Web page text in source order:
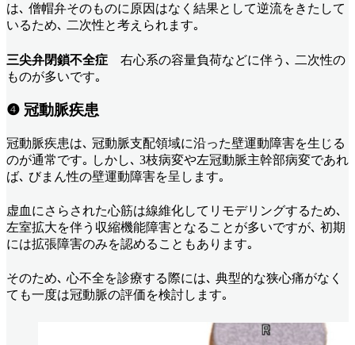
は､ 僧帽弁そのものに原因はなく結果として逆流をきたして
いるため､ 二次性と考えられます｡
三尖弁閉鎖不全症 右心系の容量負荷などに伴う､ 二次性の
ものが多いです｡
❹ 冠動脈疾患
冠動脈疾患は､ 冠動脈支配領域に沿った壁運動障害を生じる
のが通常です｡ しかし､ 3枝病変や左冠動脈主幹部病変であれ
ば､ びまん性の壁運動障害を呈します｡
虚血にさらされた心筋は線維化してリモデリングするため､
左室拡大を伴う収縮機能障害となることが多いですが､ 初期
には拡張障害のみを認めることもあります｡
そのため､ 心不全を診療する際には､ 典型的な狭心痛がなく
ても一度は冠動脈の評価を検討します｡